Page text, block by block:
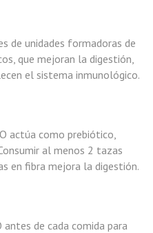
de unidades formadoras de
que mejoran la digestión,
el sistema inmunológico.
actúa como prebiótico,
al menos 2 tazas
en fibra mejora la digestión.
antes de cada comida para